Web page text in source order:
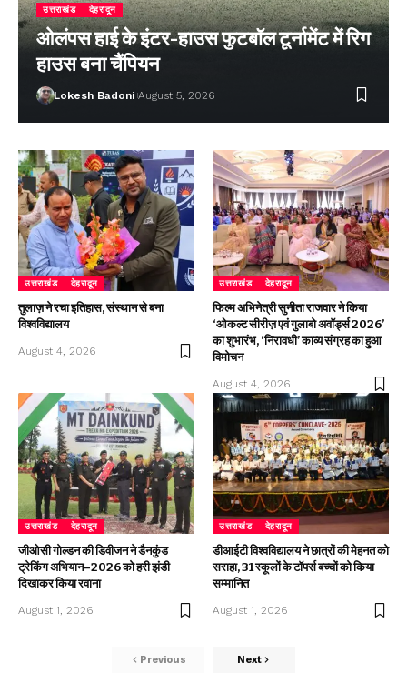
उत्तराखंड देहरादून
ओलंपस हाई के इंटर-हाउस फुटबॉल टूर्नामेंट में रिग
हाउस बना चैंपियन
Lokesh Badoni August 5, 2026
उत्तराखंड देहरादून
तुलाज़ ने रचा इतिहास, संस्थान से बना
विश्वविद्यालय
August 4, 2026
उत्तराखंड देहरादून
फिल्म अभिनेत्री सुनीता राजवार ने किया
‘ओकल्ट सीरीज़ एवं गुलाबो अवॉर्ड्स 2026’
का शुभारंभ, ‘निरावधी’ काव्य संग्रह का हुआ
विमोचन
August 4, 2026
उत्तराखंड देहरादून
जीओसी गोल्डन की डिवीजन ने डैनकुंड
ट्रेकिंग अभियान–2026 को हरी झंडी
दिखाकर किया रवाना
August 1, 2026
उत्तराखंड देहरादून
डीआईटी विश्वविद्यालय ने छात्रों की मेहनत को
सराहा, 31 स्कूलों के टॉपर्स बच्चों को किया
सम्मानित
August 1, 2026
Previous Next